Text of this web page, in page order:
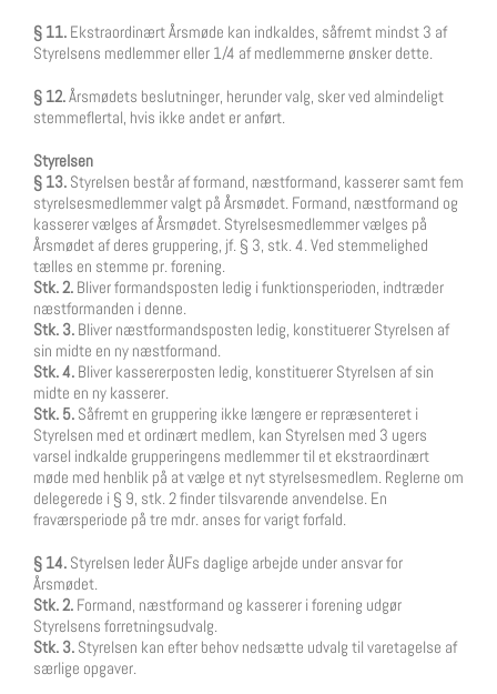
§ 11. Ekstraordinært Årsmøde kan indkaldes, såfremt mindst 3 af
Styrelsens medlemmer eller 1/4 af medlemmerne ønsker dette.
§ 12.Årsmødets beslutninger, herunder valg, sker ved almindeligt
stemmeflertal, hvis ikke andet er anført.
Styrelsen
§ 13. Styrelsen består af formand, næstformand, kasserer samt fem
styrelsesmedlemmer valgt på Årsmødet. Formand, næstformand og
kasserer vælges af Årsmødet. Styrelsesmedlemmer vælges på
Årsmødet af deres gruppering, jf. § 3, stk. 4. Ved stemmelighed
tælles en stemme pr. forening.
Stk. 2. Bliver formandsposten ledig i funktionsperioden, indtræder
næstformanden i denne.
Stk. 3. Bliver næstformandsposten ledig, konstituerer Styrelsen af
sin midte en ny næstformand.
Stk. 4. Bliver kassererposten ledig, konstituerer Styrelsen af sin
midte en ny kasserer.
Stk. 5. Såfremt en gruppering ikke længere er repræsenteret i
Styrelsen med et ordinært medlem, kan Styrelsen med 3 ugers
varsel indkalde grupperingens medlemmer til et ekstraordinært
møde med henblik på at vælge et nyt styrelsesmedlem. Reglerne om
delegerede i § 9, stk. 2 finder tilsvarende anvendelse. En
fraværsperiode på tre mdr. anses for varigt forfald.
§ 14. Styrelsen leder ÅUFs daglige arbejde under ansvar for
Årsmødet.
Stk. 2. Formand, næstformand og kasserer i forening udgør
Styrelsens forretningsudvalg.
Stk. 3. Styrelsen kan efter behov nedsætte udvalg til varetagelse af
særlige opgaver.